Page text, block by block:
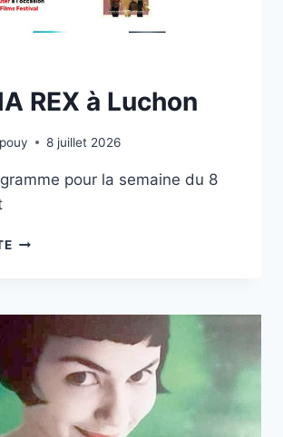
REX à Luchon
8 juillet 2026
pour la semaine du 8
CINÉMA